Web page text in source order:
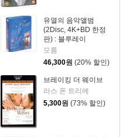
유열의 음악앨범
(2Disc, 4K+BD 한정
판) : 블루레이
모름
46,300원 (20% 할인)
브레이킹 더 웨이브
라스 폰 트리에
5,300원 (73% 할인)